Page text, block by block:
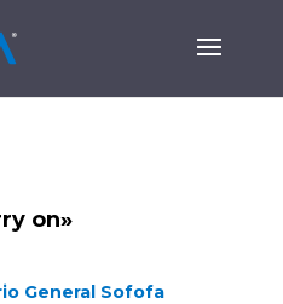
on»
General Sofofa